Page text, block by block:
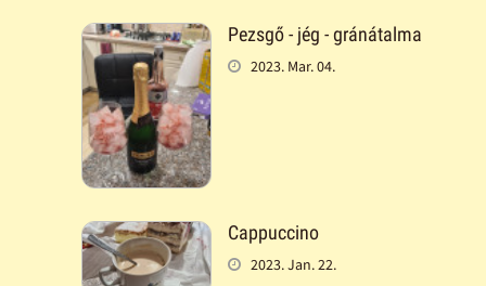
Pezsgő - jég - gránátalma
2023. Mar. 04.
Cappuccino
2023. Jan. 22.